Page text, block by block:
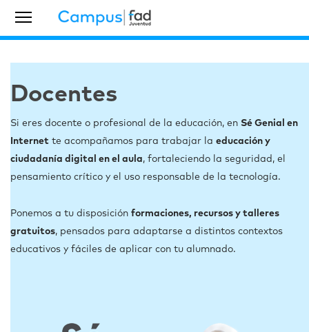
Docentes
Si eres docente o profesional de la educación, en Sé Genial en
Internet te acompañamos para trabajar la educación y
ciudadanía digital en el aula, fortaleciendo la seguridad, el
pensamiento crítico y el uso responsable de la tecnología.
Ponemos a tu disposición formaciones, recursos y talleres
gratuitos, pensados para adaptarse a distintos contextos
educativos y fáciles de aplicar con tu alumnado.